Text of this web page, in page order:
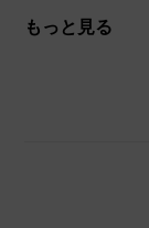
もっと見る